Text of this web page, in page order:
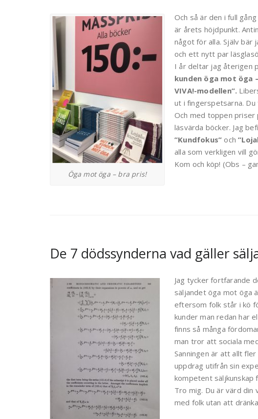
Öga mot öga – bra pris!
Och så är den i full
är årets höjdpunkt.
något för alla. Själv bär
och ett nytt par
I år deltar jag återigen
kunden öga mot öga
VIVA!-modellen”.
ut i fingerspetsarna. Du
Och med toppen
läsvärda böcker. Jag
”Kundfokus” och
alla som verkligen vill
Kom och köp! (Obs –
De 7 dödssynderna vad gäller
Jag tycker fortfarande
säljandet öga mot öga
eftersom folk står i kö
kunder man redan har
finns så många
man tror att sociala
Sanningen är att allt
uppdrag utifrån sin
kompetent säljkunskap
Tro mig. Du är värd din
med folk utan att